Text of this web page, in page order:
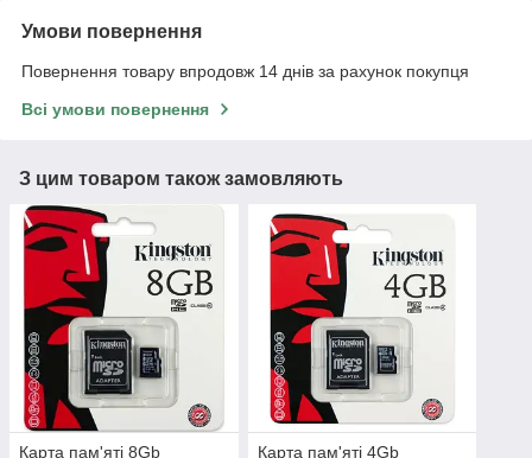
Умови повернення
Повернення товару впродовж 14 днів за рахунок покупця
Всі умови повернення
З цим товаром також замовляють
Карта пам'яті 8Gb
Карта пам'яті 4Gb